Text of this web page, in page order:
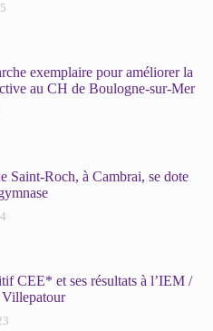
exemplaire pour améliorer la
au CH de Boulogne-sur-Mer
Saint-Roch, à Cambrai, se dote
CEE* et ses résultats à l’IEM /